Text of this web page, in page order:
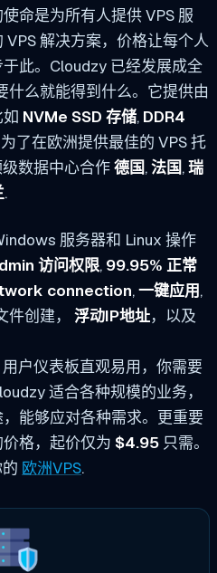
命是为所有人提供 VPS 服
解决方案，价格让每个人
此。Cloudzy 已经发展成全
什么就能得到什么。它提供由
NVMe SSD 存储, DDR4
了在欧洲提供最佳的 VPS 托
数据中心合作德国,法国,瑞
.
服务器和 Linux 操作
访问权限, 99.95% 正常
connection,一键应用,
件创建， 浮动IP地址，以及
户仪表板直观易用，你需要
适合各种规模的业务，
能够应对各种需求。更重要
格，起价仅为 $4.95 只需。
欧洲VPS.